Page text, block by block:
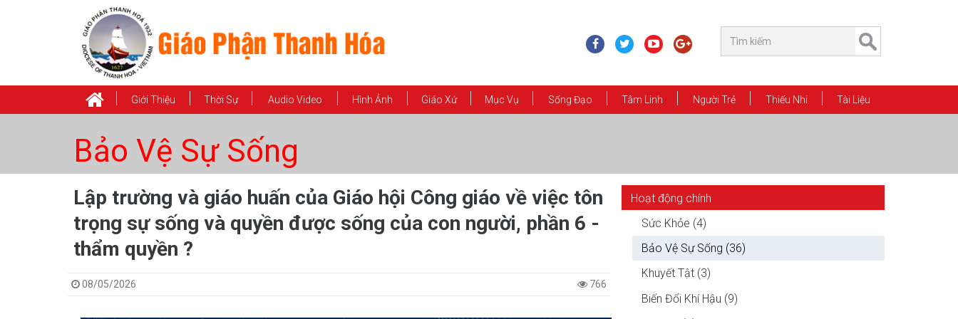
Giới Thiệu Thời Sự Audio Video Hình Ảnh Giáo Xứ Mục Vụ Sống Đạo Tâm Linh Người Trẻ Thiếu Nhi Tài Liệu
Bảo Vệ Sự Sống
Lập trường và giáo huấn của Giáo hội Công giáo về việc tôn
trọng sự sống và quyền được sống của con người, phần 6 -
thẩm quyền ?
08/05/2026 766
Hoạt động chính
Sức Khỏe (4)
Bảo Vệ Sự Sống (36)
Khuyết Tật (3)
Biến Đổi Khí Hậu (9)